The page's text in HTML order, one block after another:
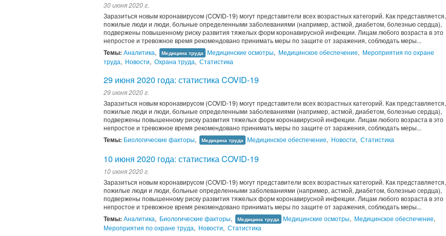
30 июня 2020 г.
Заразиться новым коронавирусом (COVID-19) могут представители всех возрастных категорий. Как представляется,
пожилые люди и люди, больные определенными заболеваниями (например, астмой, диабетом, болезнью сердца),
подвержены повышенному риску развития тяжелых форм коронавирусной инфекции. Лицам любого возраста в это
непростое и тревожное время рекомендовано принимать меры по защите от заражения, соблюдать меры...
Темы: Аналитика, Медицина труда Медицинские осмотры, Медицинское обеспечение, Мероприятия по охране
труда, Новости, Охрана труда, Статистика
29 июня 2020 года: статистика COVID-19
29 июня 2020 г.
Заразиться новым коронавирусом (COVID-19) могут представители всех возрастных категорий. Как представляется,
пожилые люди и люди, больные определенными заболеваниями (например, астмой, диабетом, болезнью сердца),
подвержены повышенному риску развития тяжелых форм коронавирусной инфекции. Лицам любого возраста в это
непростое и тревожное время рекомендовано принимать меры по защите от заражения, соблюдать меры...
Темы: Биологические факторы, Медицина труда Медицинское обеспечение, Новости, Статистика
10 июня 2020 года: статистика COVID-19
10 июня 2020 г.
Заразиться новым коронавирусом (COVID-19) могут представители всех возрастных категорий. Как представляется,
пожилые люди и люди, больные определенными заболеваниями (например, астмой, диабетом, болезнью сердца),
подвержены повышенному риску развития тяжелых форм коронавирусной инфекции. Лицам любого возраста в это
непростое и тревожное время рекомендовано принимать меры по защите от заражения, соблюдать меры...
Темы: Аналитика, Биологические факторы, Медицина труда Медицинские осмотры, Медицинское обеспечение,
Мероприятия по охране труда, Новости, Статистика